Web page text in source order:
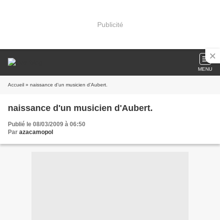
Publicité
MENU
Accueil » naissance d'un musicien d'Aubert.
naissance d'un musicien d'Aubert.
Publié le 08/03/2009 à 06:50
Par azacamopol